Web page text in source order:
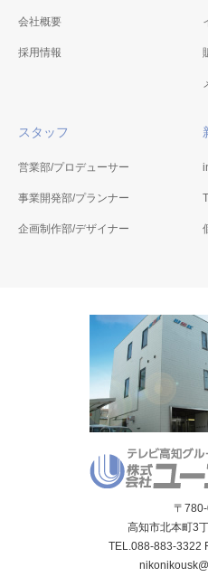
mine」
会社概要
採用情報
スタッフ
営業部/プロデューサー
事業開発部/プランナー
企画制作部/デザイナー
〒
高知市北本町3
TEL.088-883-3322